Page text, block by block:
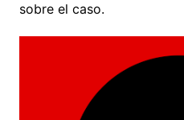
sobre el caso.